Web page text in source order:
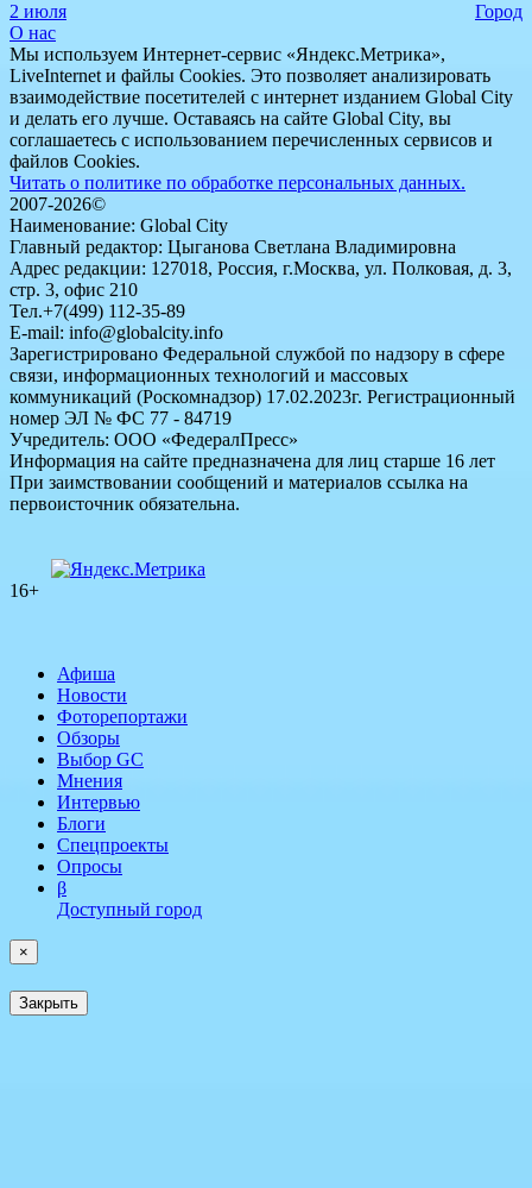
2 июля
Город
О нас
Мы используем Интернет-сервис «Яндекс.Метрика»,
LiveInternet и файлы Cookies. Это позволяет анализировать
взаимодействие посетителей с интернет изданием Global City
и делать его лучше. Оставаясь на сайте Global City, вы
соглашаетесь с использованием перечисленных сервисов и
файлов Cookies.
Читать о политике по обработке персональных данных.
2007-2026©
Наименование: Global City
Главный редактор: Цыганова Светлана Владимировна
Адрес редакции: 127018, Россия, г.Москва, ул. Полковая, д. 3,
стр. 3, офис 210
Тел.+7(499) 112-35-89
E-mail: info@globalcity.info
Зарегистрировано Федеральной службой по надзору в сфере
связи, информационных технологий и массовых
коммуникаций (Роскомнадзор) 17.02.2023г. Регистрационный
номер ЭЛ № ФС 77 - 84719
Учредитель: ООО «ФедералПресс»
Информация на сайте предназначена для лиц старше 16 лет
При заимствовании сообщений и материалов ссылка на
первоисточник обязательна.
16+
Афиша
Новости
Фоторепортажи
Обзоры
Выбор GC
Мнения
Интервью
Блоги
Спецпроекты
Опросы
β
Доступный город
×
Закрыть